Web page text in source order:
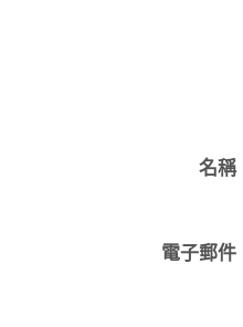
名稱
電子郵件